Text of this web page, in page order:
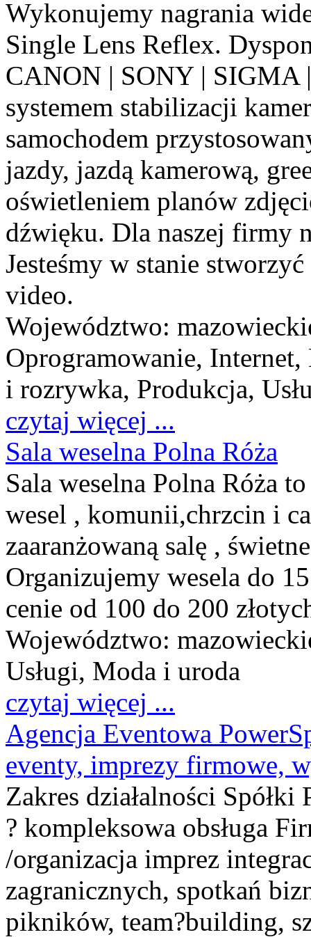
Wykonujemy nagrania
Single Lens Reflex.
CANON | SONY | SIGMA
systemem stabilizacji
samochodem
jazdy, jazdą kamerową,
oświetleniem planów
dźwięku. Dla naszej firmy
Jesteśmy w stanie
video.
Województwo:
Oprogramowanie,
i rozrywka, Produkcja,
czytaj więcej ...
Sala weselna Polna Róża
Sala weselna Polna Róża
wesel , komunii,chrzcin i
zaaranżowaną salę ,
Organizujemy wesela do
cenie od 100 do 200
Województwo:
Usługi, Moda i uroda
czytaj więcej ...
Agencja Eventowa
eventy, imprezy firmowe,
Zakres działalności
? kompleksowa obsługa
/organizacja imprez
zagranicznych, spotkań
pikników, team?building,